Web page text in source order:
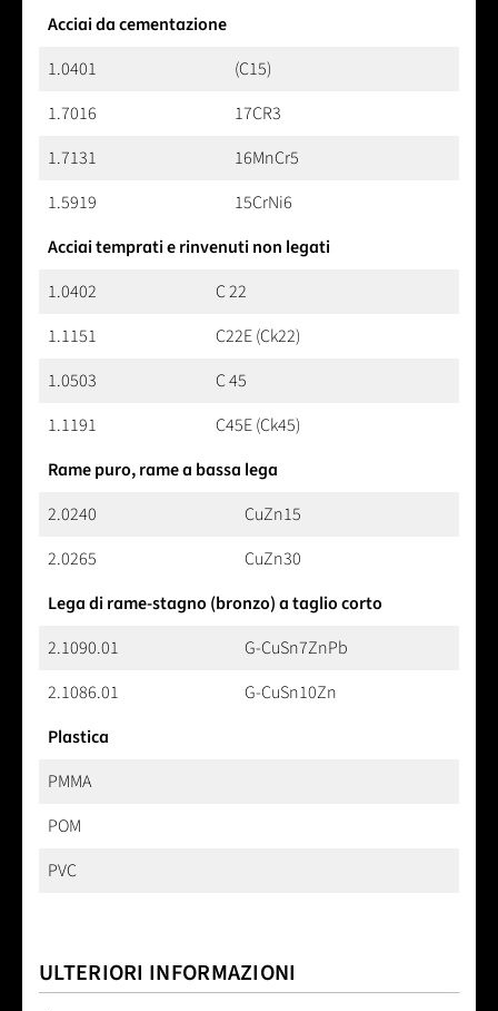
Acciai da cementazione
1.0401
(C15)
1.7016
17CR3
1.7131
16MnCr5
1.5919
15CrNi6
Acciai temprati e rinvenuti non legati
1.0402
C 22
1.1151
C22E (Ck22)
1.0503
C 45
1.1191
C45E (Ck45)
Rame puro, rame a bassa lega
2.0240
CuZn15
2.0265
CuZn30
Lega di rame-stagno (bronzo) a taglio corto
2.1090.01
G-CuSn7ZnPb
2.1086.01
G-CuSn10Zn
Plastica
PMMA
POM
PVC
ULTERIORI INFORMAZIONI